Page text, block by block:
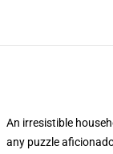
An irresistible
any puzzle